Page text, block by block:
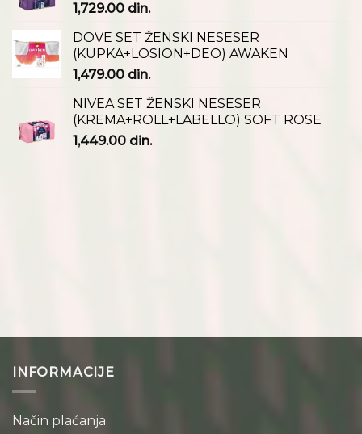
1,729.00 din.
DOVE SET ŽENSKI NESESER
(KUPKA+LOSION+DEO) AWAKEN
1,479.00 din.
NIVEA SET ŽENSKI NESESER
(KREMA+ROLL+LABELLO) SOFT ROSE
1,449.00 din.
INFORMACIJE
Način plaćanja